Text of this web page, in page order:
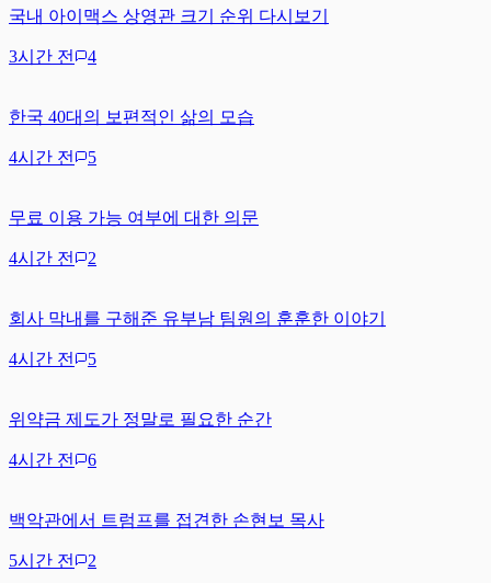
국내 아이맥스 상영관 크기 순위 다시보기
3시간 전 4
한국 40대의 보편적인 삶의 모습
4시간 전 5
무료 이용 가능 여부에 대한 의문
4시간 전 2
회사 막내를 구해준 유부남 팀원의 훈훈한 이야기
4시간 전 5
위약금 제도가 정말로 필요한 순간
4시간 전 6
백악관에서 트럼프를 접견한 손현보 목사
5시간 전 2